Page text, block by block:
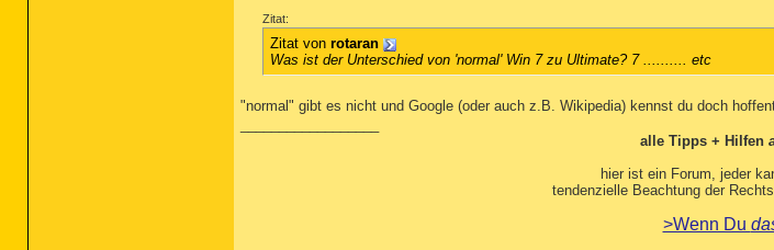
Zitat:
Zitat von rotaran
Was ist der Unterschied von 'normal' Win 7 zu Ultimate? 7 .......... etc
"normal" gibt es nicht und Google (oder auch z.B. Wikipedia) kennst du doch
alle Tipps + Hilfen
hier ist ein Forum, jeder
tendenzielle Beachtung der
>Wenn Du